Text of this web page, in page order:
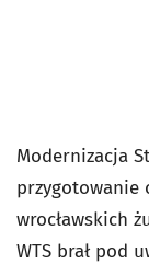
Modernizacja
przygotowanie
wrocławskich
WTS brał pod